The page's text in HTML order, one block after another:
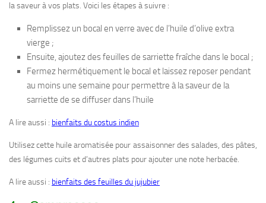
la saveur à vos plats. Voici les étapes à suivre :
Remplissez un bocal en verre avec de l’huile d’olive extra
vierge ;
Ensuite, ajoutez des feuilles de sarriette fraîche dans le bocal ;
Fermez hermétiquement le bocal et laissez reposer pendant
au moins une semaine pour permettre à la saveur de la
sarriette de se diffuser dans l’huile
A lire aussi : bienfaits du costus indien
Utilisez cette huile aromatisée pour assaisonner des salades, des pâtes,
des légumes cuits et d’autres plats pour ajouter une note herbacée.
A lire aussi : bienfaits des feuilles du jujubier